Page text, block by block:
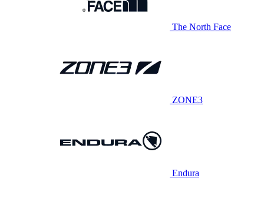
The North Face
ZONE3
Endura